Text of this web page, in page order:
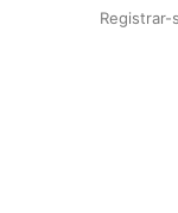
Registrar-